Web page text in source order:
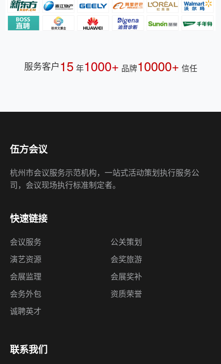
服务客户15 年1000+ 品牌10000+ 信任
伍方会议
杭州市会议服务示范机构，一站式活动策划执行服务公
司，会议现场执行标准制定者。
快速链接
会议服务
公关策划
演艺资源
会奖旅游
会展监理
会展奖补
会务外包
资质荣誉
诚聘英才
联系我们